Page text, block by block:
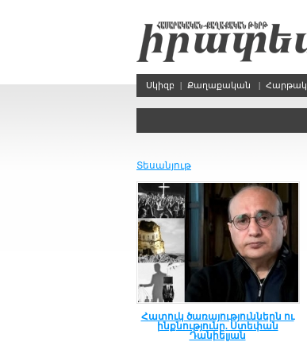
Սկիզբ | Քաղաքական | Հարթակ
Տեսանյութ
Հատուկ ծառայություններն ու
ինքնությունը. Ստեփան
Դանիելյան